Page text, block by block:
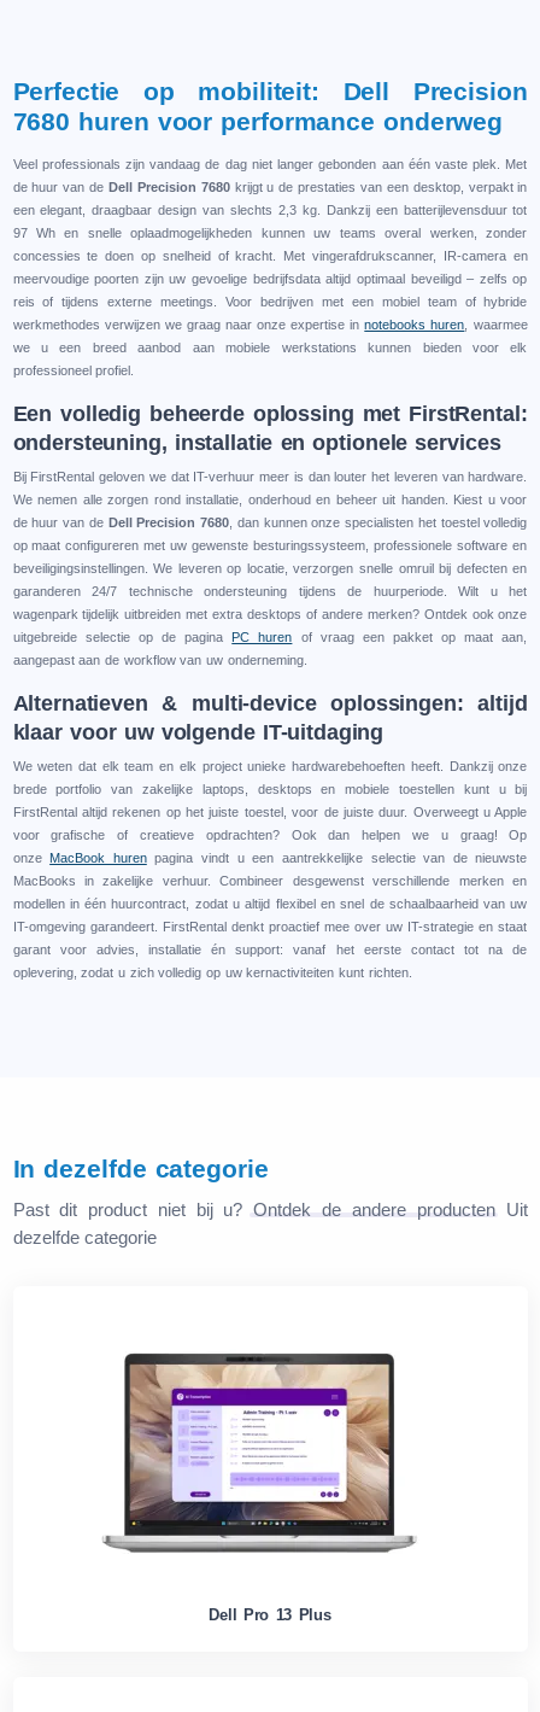
Perfectie op mobiliteit: Dell Precision
7680 huren voor performance onderweg
Veel professionals zijn vandaag de dag niet langer gebonden aan één vaste plek. Met
de huur van de Dell Precision 7680krijgt u de prestaties van een desktop, verpakt in
een elegant, draagbaar design van slechts 2,3 kg. Dankzij een batterijlevensduur tot
97 Wh en snelle oplaadmogelijkheden kunnen uw teams overal werken, zonder
concessies te doen op snelheid of kracht. Met vingerafdrukscanner, IR-camera en
meervoudige poorten zijn uw gevoelige bedrijfsdata altijd optimaal beveiligd – zelfs op
reis of tijdens externe meetings. Voor bedrijven met een mobiel team of hybride
werkmethodes verwijzen we graag naar onze expertise innotebooks huren , waarmee
we u een breed aanbod aan mobiele werkstations kunnen bieden voor elk
professioneel profiel.
Een volledig beheerde oplossing met FirstRental:
ondersteuning, installatie en optionele services
Bij FirstRental geloven we dat IT-verhuur meer is dan louter het leveren van hardware.
We nemen alle zorgen rond installatie, onderhoud en beheer uit handen. Kiest u voor
de huur van deDell Precision 7680 , dan kunnen onze specialisten het toestel volledig
op maat configureren met uw gewenste besturingssysteem, professionele software en
beveiligingsinstellingen. We leveren op locatie, verzorgen snelle omruil bij defecten en
garanderen 24/7 technische ondersteuning tijdens de huurperiode. Wilt u het
wagenpark tijdelijk uitbreiden met extra desktops of andere merken? Ontdek ook onze
uitgebreide selectie op de pagina
PC huren of vraag een pakket op maat aan,
aangepast aan de workflow van uw onderneming.
Alternatieven & multi-device oplossingen: altijd
klaar voor uw volgende IT-uitdaging
We weten dat elk team en elk project unieke hardwarebehoeften heeft. Dankzij onze
brede portfolio van zakelijke laptops, desktops en mobiele toestellen kunt u bij
FirstRental altijd rekenen op het juiste toestel, voor de juiste duur. Overweegt u Apple
voor grafische of creatieve opdrachten? Ook dan helpen we u graag! Op
onze MacBook hurenpagina vindt u een aantrekkelijke selectie van de nieuwste
MacBooks in zakelijke verhuur. Combineer desgewenst verschillende merken en
modellen in één huurcontract, zodat u altijd flexibel en snel de schaalbaarheid van uw
IT-omgeving garandeert. FirstRental denkt proactief mee over uw IT-strategie en staat
garant voor advies, installatie én support: vanaf het eerste contact tot na de
oplevering, zodat u zich volledig op uw kernactiviteiten kunt richten.
In dezelfde categorie
Past dit product niet bij u?Ontdek de andere productenUit
dezelfde categorie
Dell Pro 13 Plus